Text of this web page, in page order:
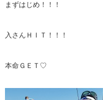
まずはじめ！！！
入さんＨＩＴ！！！
本命ＧＥＴ♡